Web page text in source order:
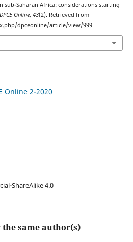
sub-Saharan Africa: considerations starting
DPCE Online, 43(2). Retrieved from
dpceonline/article/view/999
Online 2-2020
ShareAlike 4.0
same author(s)